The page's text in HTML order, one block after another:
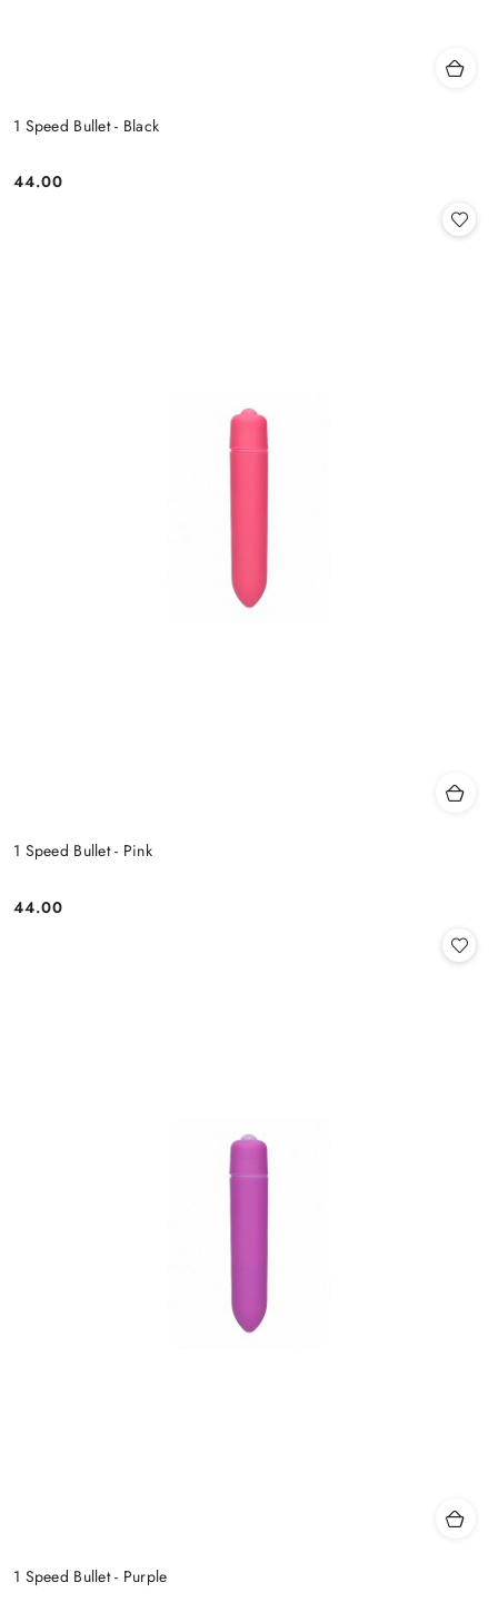
1 Speed Bullet - Black
Cena:
44.00
1 Speed Bullet - Pink
Cena:
44.00
1 Speed Bullet - Purple